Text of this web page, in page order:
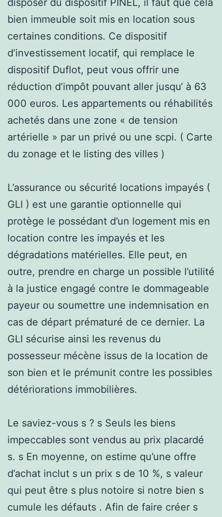
bien immeuble soit mis en location sous
certaines conditions. Ce dispositif
d’investissement locatif, qui remplace le
dispositif Duflot, peut vous offrir une
réduction d’impôt pouvant aller jusqu‘ à 63
000 euros. Les appartements ou réhabilités
achetés dans une zone « de tension
artérielle » par un privé ou une scpi. ( Carte
du zonage et le listing des villes )
L’assurance ou sécurité locations impayés (
GLI ) est une garantie optionnelle qui
protège le possédant d’un logement mis en
location contre les impayés et les
dégradations matérielles. Elle peut, en
outre, prendre en charge un possible l’utilité
à la justice engagé contre le dommageable
payeur ou soumettre une indemnisation en
cas de départ prématuré de ce dernier. La
GLI sécurise ainsi les revenus du
possesseur mécène issus de la location de
son bien et le prémunit contre les possibles
détériorations immobilières.
Le saviez-vous s ? s Seuls les biens
impeccables sont vendus au prix placardé
s. s En moyenne, on estime qu’une offre
d’achat inclut s un prix s de 10 %, s valeur
qui peut être s plus notoire si notre bien s
cumule les défauts . Afin de faire créer s